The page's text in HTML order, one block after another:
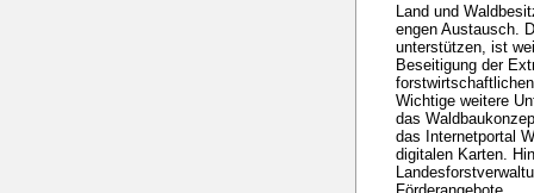
Land und
engen Austausch.
unterstützen, ist
Beseitigung der
Wichtige weitere
das
das Internetportal
digitalen Karten.